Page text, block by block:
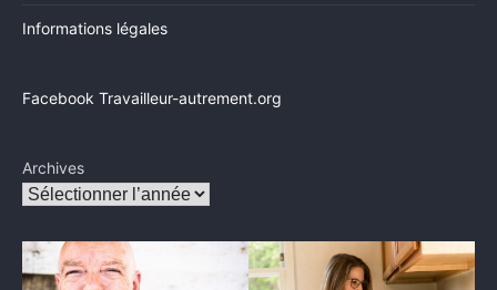
Informations légales
Facebook Travailleur-autrement.org
Archives